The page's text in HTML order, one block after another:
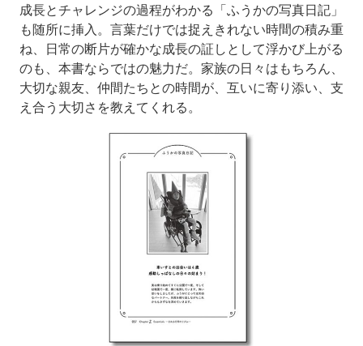
成長とチャレンジの過程がわかる「ふうかの写真日記」
も随所に挿入。言葉だけでは捉えきれない時間の積み重
ね、日常の断片が確かな成長の証しとして浮かび上がる
のも、本書ならではの魅力だ。家族の日々はもちろん、
大切な親友、仲間たちとの時間が、互いに寄り添い、支
え合う大切さを教えてくれる。